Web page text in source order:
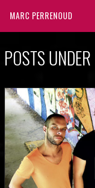
MARC PERRENOUD
POSTS UNDER